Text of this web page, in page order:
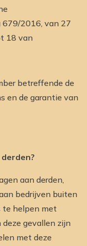
679/2016, van 27
18 van
betreffende de
en de garantie van
aan derden,
bedrijven buiten
te helpen met
gevallen zijn
met deze